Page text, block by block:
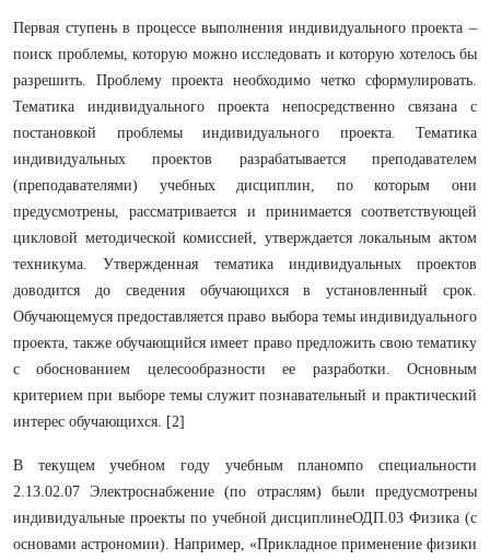
Первая ступень в процессе выполнения индивидуального проекта –
поиск проблемы, которую можно исследовать и которую хотелось бы
разрешить. Проблему проекта необходимо четко сформулировать.
Тематика индивидуального проекта непосредственно связана с
постановкой проблемы индивидуального проекта. Тематика
индивидуальных проектов разрабатывается преподавателем
(преподавателями) учебных дисциплин, по которым они
предусмотрены, рассматривается и принимается соответствующей
цикловой методической комиссией, утверждается локальным актом
техникума. Утвержденная тематика индивидуальных проектов
доводится до сведения обучающихся в установленный срок.
Обучающемуся предоставляется право выбора темы индивидуального
проекта, также обучающийся имеет право предложить свою тематику
с обоснованием целесообразности ее разработки. Основным
критерием при выборе темы служит познавательный и практический
интерес обучающихся. [2]
В текущем учебном году учебным планомпо специальности
2.13.02.07 Электроснабжение (по отраслям) были предусмотрены
индивидуальные проекты по учебной дисциплинеОДП.03 Физика (с
основами астрономии). Например, «Прикладное применение физики